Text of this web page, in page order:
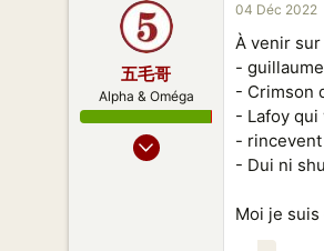
五毛哥
Alpha & Oméga
04 Fev 2013
04 Déc 2022
À venir
-
- Crimson
- Lafoy qui
-
- Dui ni
Moi je suis